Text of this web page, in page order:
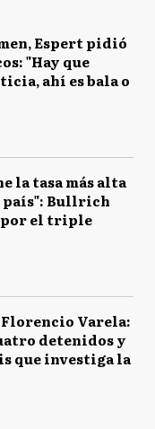
Espert pidió
"Hay que
ahí es bala o
la tasa más alta
Bullrich
el triple
Varela:
detenidos y
que investiga la